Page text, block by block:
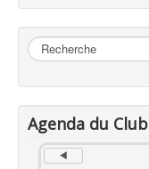
Rechercher
Agenda du Club